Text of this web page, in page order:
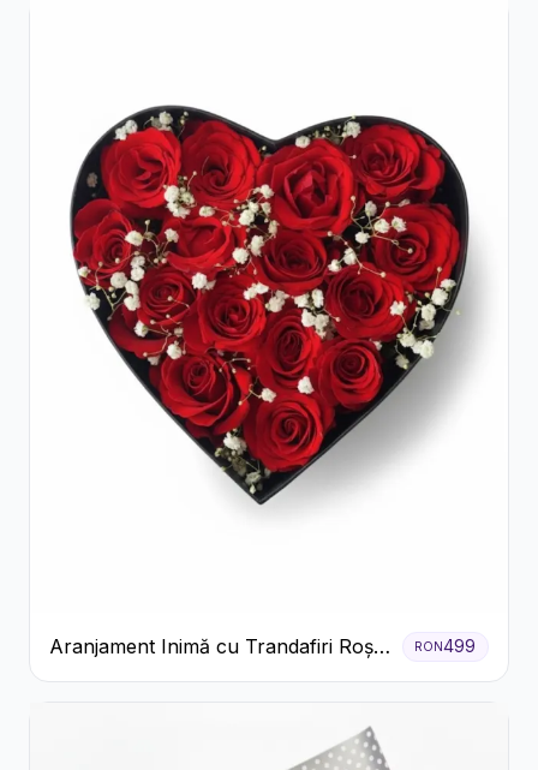
Aranjament Inimă cu Trandafiri Roșii
și Floarea Miresei
RON499